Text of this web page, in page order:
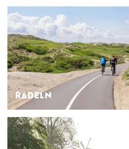
Radeln
Radrouten
R
a
d
e
l
n
F
a